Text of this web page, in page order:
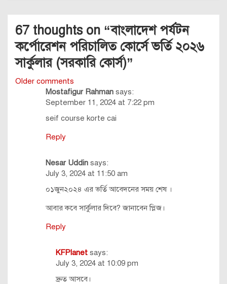
67 thoughts on “বাংলাদেশ পর্যটন
কর্পোরেশন পরিচালিত কোর্সে ভর্তি ২০২৬
সার্কুলার (সরকারি কোর্স)”
Comments
navigation
Older comments
Mostafigur Rahman says:
September 11, 2024 at 7:22 pm
seif course korte cai
Reply
Nesar Uddin says:
July 3, 2024 at 11:50 am
০১জুন২০২৪ এর ভর্তি আবেদনের সময় শেষ ।
আবার কবে সার্কুলার দিবে? জানাবেন প্লিজ।
Reply
KFPlanet says:
July 3, 2024 at 10:09 pm
দ্রুত আসবে।